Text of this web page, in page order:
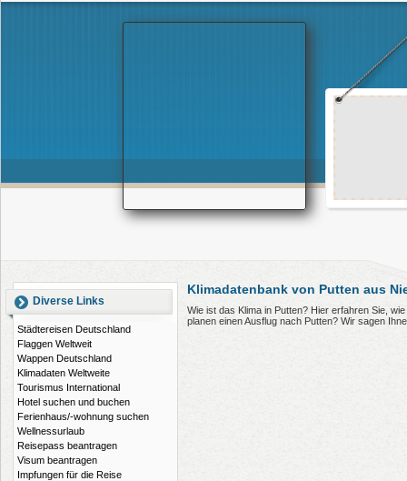
Diverse Links
Städtereisen Deutschland
Flaggen Weltweit
Wappen Deutschland
Klimadaten Weltweite
Tourismus International
Hotel suchen und buchen
Ferienhaus/-wohnung suchen
Wellnessurlaub
Reisepass beantragen
Visum beantragen
Impfungen für die Reise
Klimadatenbank von Putten aus
Wie ist das Klima in Putten? Hier erfahren Sie,
planen einen Ausflug nach Putten? Wir sagen